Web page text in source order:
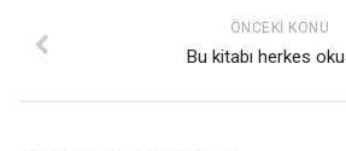
ÖNCEKI KONU
Bu kitabı herkes